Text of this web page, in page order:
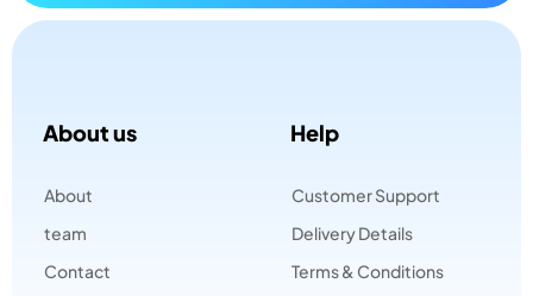
About us
About
team
Contact
Help
Customer Support
Delivery Details
Terms & Conditions